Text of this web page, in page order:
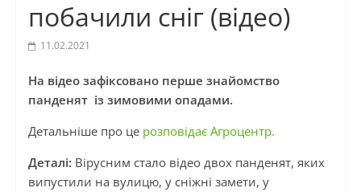
побачили сніг (відео)
11.02.2021
На відео зафіксовано перше знайомство
панденят із зимовими опадами.
Детальніше про це розповідає Агроцентр.
Деталі: Вірусним стало відео двох панденят, яких
випустили на вулицю, у сніжні замети, у